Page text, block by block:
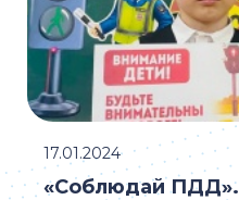
«Соблюдай ПДД».
17.01.2024